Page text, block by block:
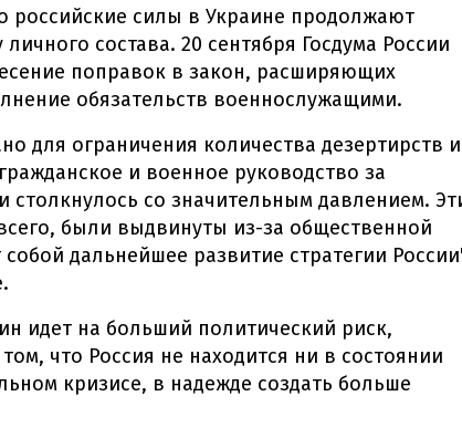
российские силы в Украине продолжают
состава. 20 сентября Госдума России
поправок в закон, расширяющих
обязательств военнослужащими.
для ограничения количества дезертирств и
и военное руководство за
столкнулось со значительным давлением.
были выдвинуты из-за общественной
дальнейшее развитие стратегии
идет на больший политический риск,
что Россия не находится ни в состоянии
кризисе, в надежде создать больше